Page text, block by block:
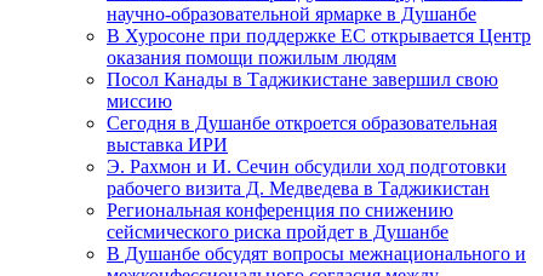
научно-образовательной ярмарке в Душанбе
В Хуросоне при поддержке ЕС открывается Центр
оказания помощи пожилым людям
Посол Канады в Таджикистане завершил свою
миссию
Сегодня в Душанбе откроется образовательная
выставка ИРИ
Э. Рахмон и И. Сечин обсудили ход подготовки
рабочего визита Д. Медведева в Таджикистан
Региональная конференция по снижению
сейсмического риска пройдет в Душанбе
В Душанбе обсудят вопросы межнационального и